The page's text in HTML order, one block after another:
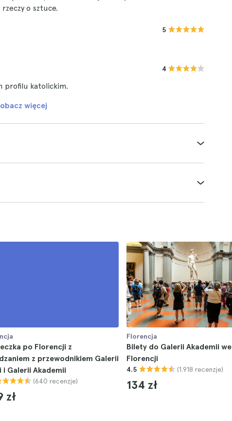
o sztuce.
5
4
profilu katolickim.
więcej
po Florencji z
z przewodnikiem Galerii
i Galerii Akademii
(640 recenzje)
zł
Florencja
Bilety do Galerii Akademii we
Florencji
4.5 (1.918 recenzje)
134 zł